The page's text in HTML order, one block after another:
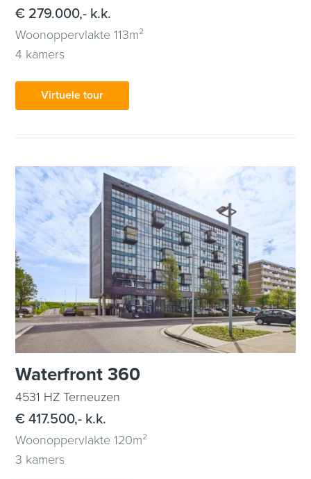
€ 279.000,- k.k.
Woonoppervlakte 113m²
4 kamers
Virtuele tour
Waterfront 360
4531 HZ Terneuzen
€ 417.500,- k.k.
Woonoppervlakte 120m²
3 kamers